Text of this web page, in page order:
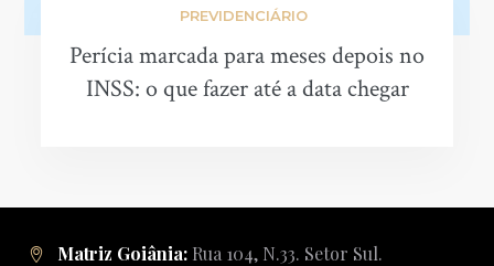
PREVIDENCIÁRIO
Perícia marcada para meses depois no
INSS: o que fazer até a data chegar
Matriz Goiânia:Rua 104, N.33. Setor Sul.